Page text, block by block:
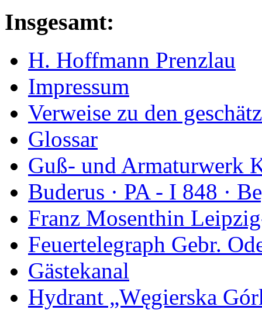
Insgesamt:
H. Hoffmann Prenzlau
Impressum
Verweise zu den
Glossar
Guß- und Armaturwerk
Buderus · PA - I 848 ·
Franz Mosenthin
Feuertelegraph Gebr.
Gästekanal
Hydrant „Węgierska